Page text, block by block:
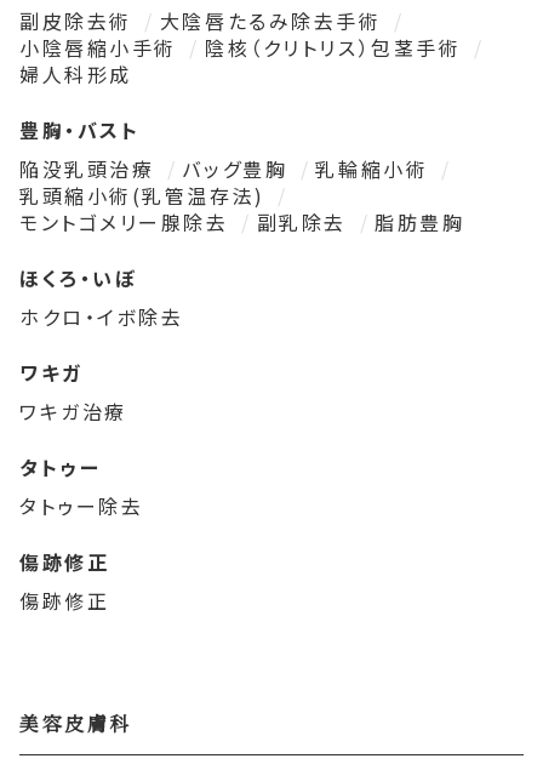
副皮除去術
大陰唇たるみ除去手術
小陰唇縮小手術
陰核（クリトリス）包茎手術
婦人科形成
豊胸・バスト
陥没乳頭治療
バッグ豊胸
乳輪縮小術
乳頭縮小術(乳管温存法)
モントゴメリー腺除去
副乳除去
脂肪豊胸
ほくろ・いぼ
ホクロ・イボ除去
ワキガ
ワキガ治療
タトゥー
タトゥー除去
傷跡修正
傷跡修正
美容皮膚科